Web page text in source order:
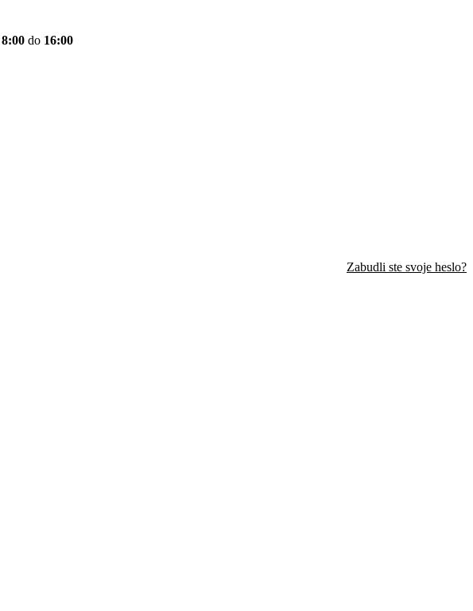
8:00do 16:00
Zabudli ste svoje heslo?